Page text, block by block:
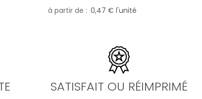
à partir de
0,47 € l'unité
SATISFAIT OU RÉIMPRIMÉ